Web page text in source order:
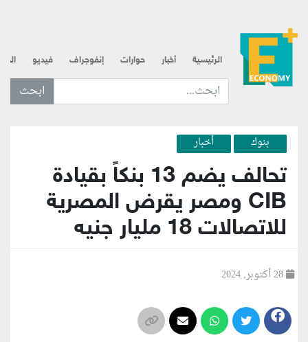
الرئيسية أخبار حوارات إنفوجراف فيديو
ابحث عن... :
بنوك أخبار
تحالف يضم 13 بنكاً بقيادة
CIB ومصر يقرض المصرية
للاتصالات 18 مليار جنيه